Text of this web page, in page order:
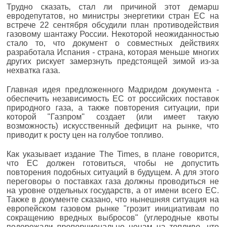
Трудно сказать, стал ли причиной этот демарш
евродепутатов, но министры энергетики стран ЕС на
встрече 22 сентября обсудили план противодействия
газовому шантажу России. Некоторой неожиданностью
стало то, что документ о совместных действиях
разработала Испания - страна, которая меньше многих
других рискует замерзнуть предстоящей зимой из-за
нехватка газа.
Главная идея предложенного Мадридом документа -
обеспечить независимость ЕС от российских поставок
природного газа, а также повторения ситуации, при
которой "Газпром" создает (или имеет такую
возможность) искусственный дефицит на рынке, что
приводит к росту цен на голубое топливо.
Как указывает издание The Times, в плане говорится,
что ЕС должен готовиться, чтобы не допустить
повторения подобных ситуаций в будущем. А для этого
переговоры о поставках газа должны проводиться не
на уровне отдельных государств, а от имени всего ЕС.
Также в документе сказано, что нынешняя ситуация на
европейском газовом рынке "грозит инициативам по
сокращению вредных выбросов" (углеродные квоты